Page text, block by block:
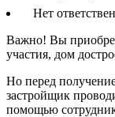
Нет
Важно! Вы
участия, дом
Но перед
застройщик
помощью